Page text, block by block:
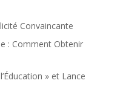
Convaincante
: Comment Obtenir
» et Lance